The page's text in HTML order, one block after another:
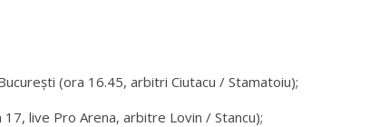
(ora 16.45, arbitri Ciutacu / Stamatoiu);
live Pro Arena, arbitre Lovin / Stancu);